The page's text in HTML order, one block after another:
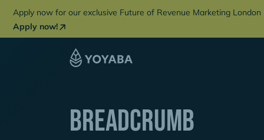
Apply now for our exclusive Future of Revenue Marketing
Apply now!
Breadcrumb